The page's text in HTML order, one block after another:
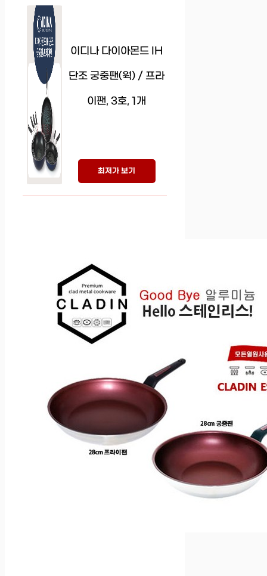
이디나 다이아몬드 IH
단조 궁중팬(웍) / 프라
이팬, 3호, 1개
최저가 보기